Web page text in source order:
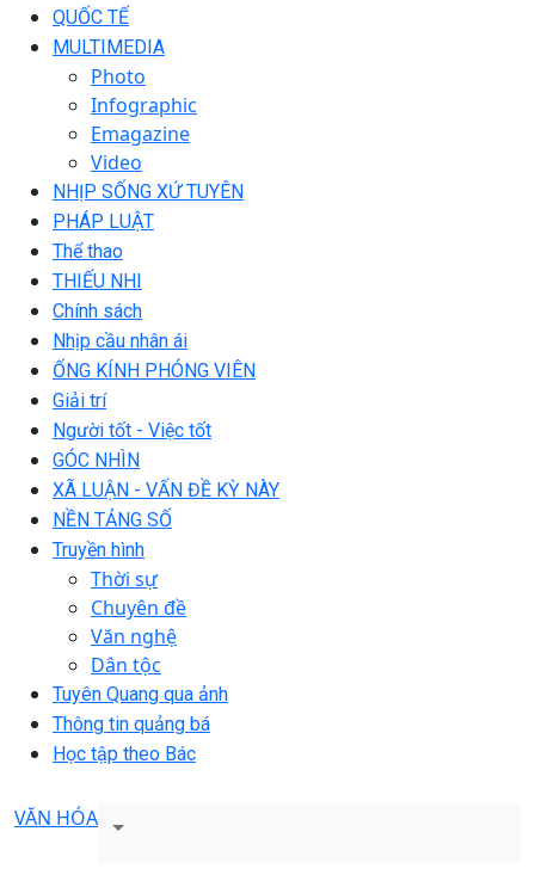
QUỐC TẾ
MULTIMEDIA
Photo
Infographic
Emagazine
Video
NHỊP SỐNG XỨ TUYÊN
PHÁP LUẬT
Thể thao
THIẾU NHI
Chính sách
Nhịp cầu nhân ái
ỐNG KÍNH PHÓNG VIÊN
Giải trí
Người tốt - Việc tốt
GÓC NHÌN
XÃ LUẬN - VẤN ĐỀ KỲ NÀY
NỀN TẢNG SỐ
Truyền hình
Thời sự
Chuyên đề
Văn nghệ
Dân tộc
Tuyên Quang qua ảnh
Thông tin quảng bá
Học tập theo Bác
VĂN HÓA